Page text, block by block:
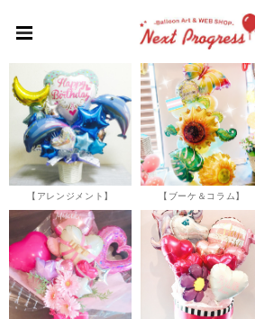
【アレンジメント】 【ブーケ＆コラム】